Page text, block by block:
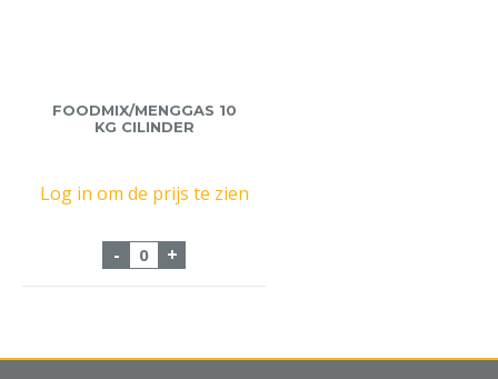
FOODMIX/MENGGAS 10
KG CILINDER
Log in om de prijs te zien
- Foodmix/Menggas 10 Kg Cilinder aantal
+